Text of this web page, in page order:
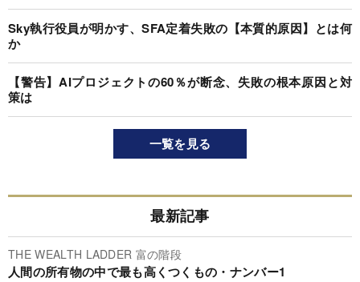
Sky執行役員が明かす、SFA定着失敗の【本質的原因】とは何
か
【警告】AIプロジェクトの60％が断念、失敗の根本原因と対
策は
一覧を見る
最新記事
THE WEALTH LADDER 富の階段
人間の所有物の中で最も高くつくもの・ナンバー1